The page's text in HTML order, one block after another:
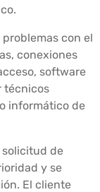
problemas con el
conexiones
software
técnicos
informático de
solicitud de
y se
El cliente